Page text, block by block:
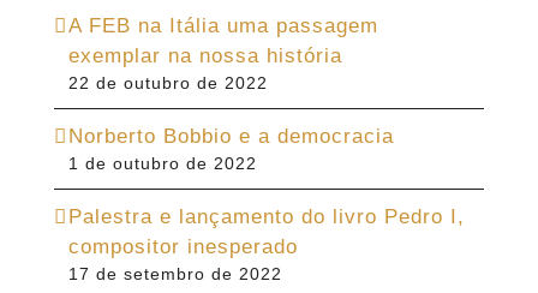
A FEB na Itália uma passagem
exemplar na nossa história
22 de outubro de 2022
Norberto Bobbio e a democracia
1 de outubro de 2022
Palestra e lançamento do livro Pedro I,
compositor inesperado
17 de setembro de 2022